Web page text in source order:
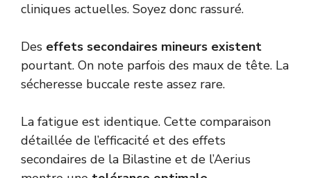
cliniques actuelles. Soyez donc rassuré.
Des effets secondaires mineurs existent
pourtant. On note parfois des maux de tête. La
sécheresse buccale reste assez rare.
La fatigue est identique. Cette comparaison
détaillée de l’efficacité et des effets
secondaires de la Bilastine et de l’Aerius